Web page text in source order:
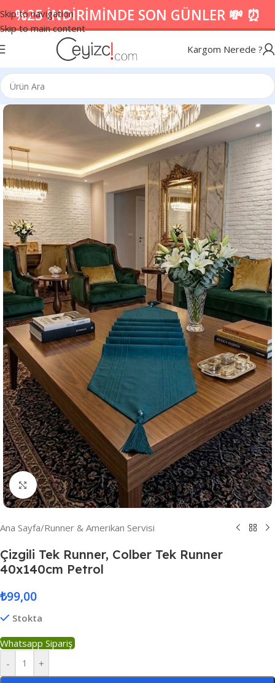
Skip to navigation
Skip to main content
%25 İNDİRİMİNDE SON GÜNLER 💸 ⏰
Kargom Nerede ?
Resmi Büyüt
Ana Sayfa/Runner & Amerikan Servisi
Çizgili Tek Runner, Colber Tek Runner
40x140cm Petrol
₺99,00
Stokta
Whatsapp Sipariş
-
+